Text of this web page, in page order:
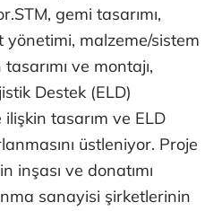
gemi tasarımı,
malzeme/sistem
ve montajı,
Destek (ELD)
tasarım ve ELD
üstleniyor. Proje
inşası ve donatımı
sanayisi şirketlerinin